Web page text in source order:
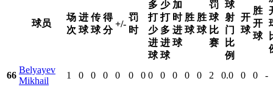
球员
场
次
进
球
传
球
得
分
+/-
罚
时
多
打
少
进
球
少
打
多
进
球
加
时
进
球
胜
球
胜
球
罚
球
比
赛
球
射
门
比
例
开
球
胜
开
球
66
Belyayev
Mikhail
1 0 0 0 0 0 0 0 0 0 0 0 2 0.0 0 0 -